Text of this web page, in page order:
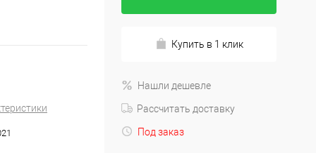
Купить в 1 клик
Нашли дешевле
Рассчитать доставку
Под заказ